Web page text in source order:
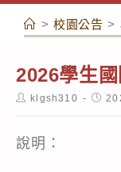
容
> 校園公告 >
2026學生
Postklgsh310
Post
說明：